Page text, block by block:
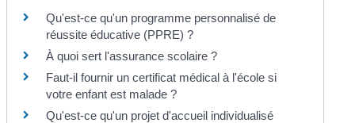
Qu'est-ce qu'un programme personnalisé de
réussite éducative (PPRE) ?
À quoi sert l'assurance scolaire ?
Faut-il fournir un certificat médical à l'école si
votre enfant est malade ?
Qu'est-ce qu'un projet d'accueil individualisé